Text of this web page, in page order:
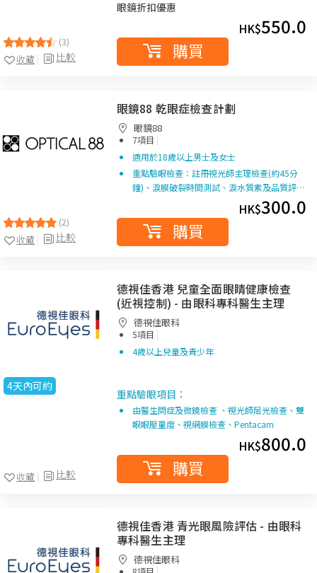
(3)
比較
收藏
眼鏡折扣優惠
HK$550.0
購買
(2)
比較
收藏
眼鏡88 乾眼症檢查計劃
眼鏡88
7項目 |
適用於18歲以上男士及女士
重點驗眼檢查：註冊視光師主理檢查(約45分
鐘)、淚膜破裂時間測試、淚水質素及品質評…
HK$300.0
購買
4天內可約
比較
收藏
德視佳香港 兒童全面眼睛健康檢查
(近視控制) - 由眼科專科醫生主理
德視佳眼科
5項目 |
4歲以上兒童及青少年
重點驗眼項目：
由醫生問症及微鏡檢查 、視光師屈光檢查、雙
眼眼壓量度、視網膜檢查、Pentacam
HK$800.0
購買
德視佳香港 青光眼風險評估 - 由眼科
專科醫生主理
德視佳眼科
|